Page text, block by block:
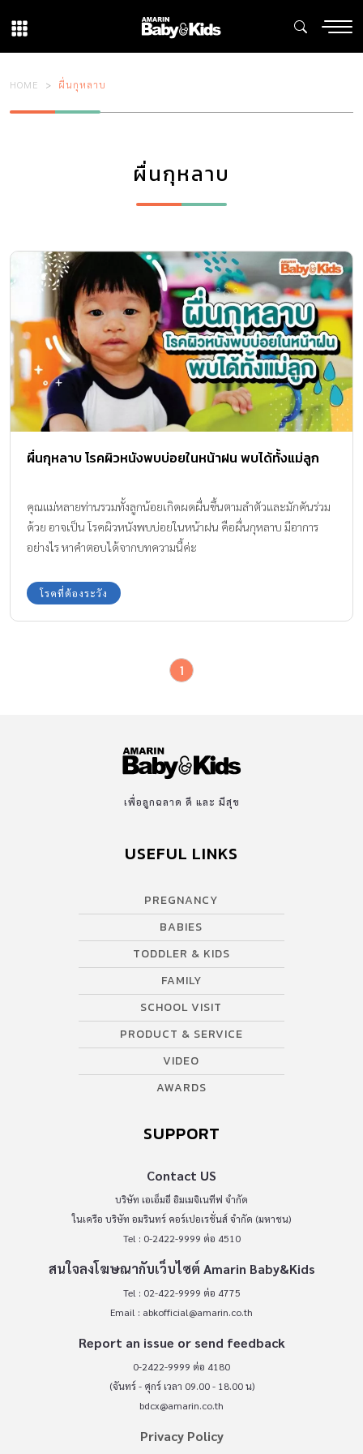
HOME ผื่นกุหลาบ
ผื่นกุหลาบ
ผื่นกุหลาบ โรคผิวหนังพบบ่อยในหน้าฝน พบได้ทั้งแม่ลูก
คุณแม่หลายท่านรวมทั้งลูกน้อยเกิดผดผื่นขึ้นตามลำตัวและมักคันร่วม
ด้วย อาจเป็น โรคผิวหนังพบบ่อยในหน้าฝน คือผื่นกุหลาบ มีอาการ
อย่างไร หาคำตอบได้จากบทความนี้ค่ะ
โรคที่ต้องระวัง
1
เพื่อลูกฉลาด ดี และ มีสุข
USEFUL LINKS
PREGNANCY
BABIES
TODDLER & KIDS
FAMILY
SCHOOL VISIT
PRODUCT & SERVICE
VIDEO
AWARDS
SUPPORT
Contact US
บริษัท เอเอ็มอี อิมเมจิเนทีฟ จำกัด
ในเครือ บริษัท อมรินทร์ คอร์เปอเรชั่นส์ จำกัด (มหาชน)
Tel : 0-2422-9999 ต่อ 4510
สนใจลงโฆษณากับเว็บไซต์ Amarin Baby&Kids
Tel : 02-422-9999 ต่อ 4775
Email : abkofficial@amarin.co.th
Report an issue or send feedback
0-2422-9999 ต่อ 4180
(จันทร์ - ศุกร์ เวลา 09.00 - 18.00 น)
bdcx@amarin.co.th
Privacy Policy